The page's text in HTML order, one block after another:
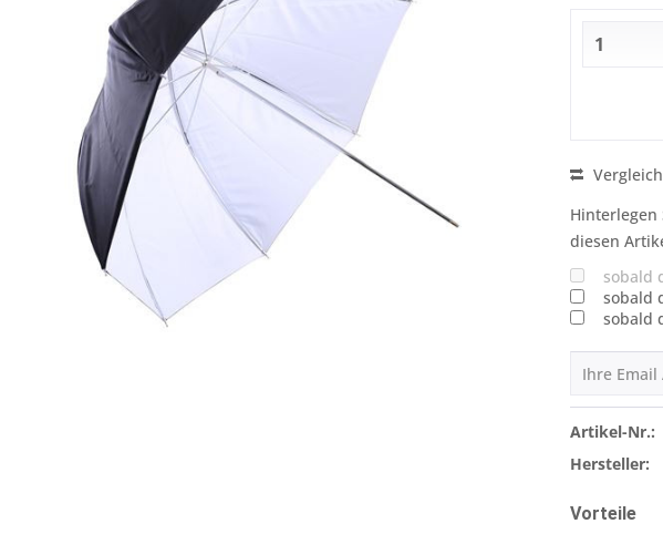
Hinterlegen
diesen
sobald
sobald
sobald
Artikel-Nr.:
Hersteller:
Vorteile